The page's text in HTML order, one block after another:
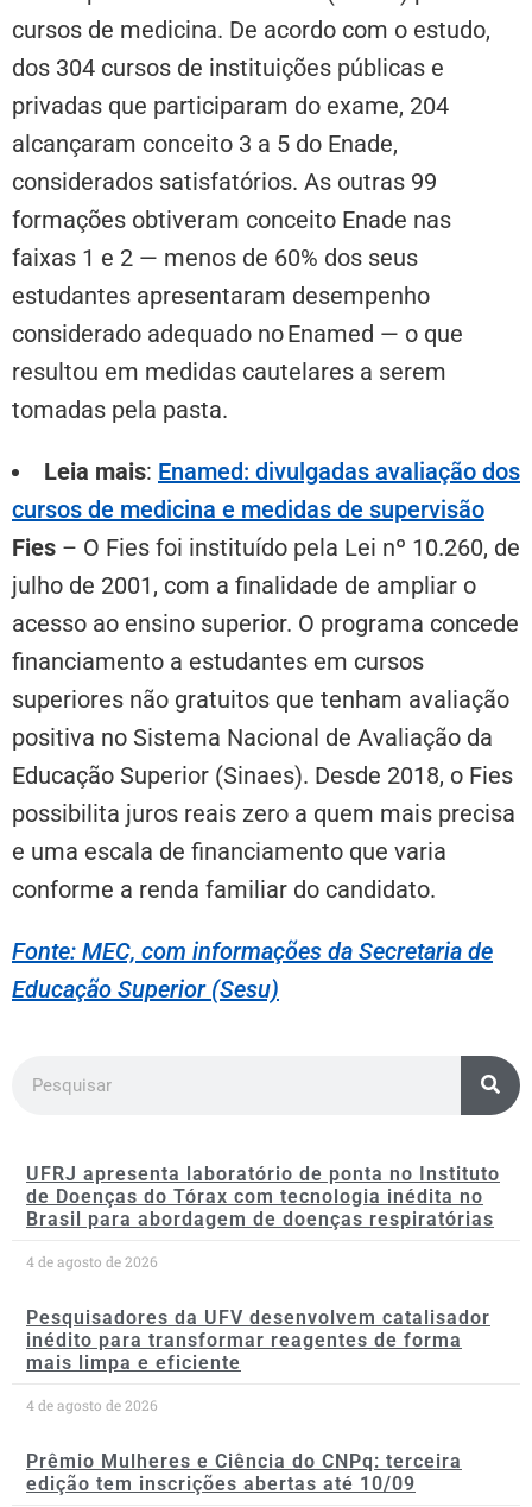
cursos de medicina. De acordo com o estudo,
dos 304 cursos de instituições públicas e
privadas que participaram do exame, 204
alcançaram conceito 3 a 5 do Enade,
considerados satisfatórios. As outras 99
formações obtiveram conceito Enade nas
faixas 1 e 2 — menos de 60% dos seus
estudantes apresentaram desempenho
considerado adequado no Enamed — o que
resultou em medidas cautelares a serem
tomadas pela pasta.
Leia mais: Enamed: divulgadas avaliação dos
cursos de medicina e medidas de supervisão
Fies – O Fies foi instituído pela Lei nº 10.260, de
julho de 2001, com a finalidade de ampliar o
acesso ao ensino superior. O programa concede
financiamento a estudantes em cursos
superiores não gratuitos que tenham avaliação
positiva no Sistema Nacional de Avaliação da
Educação Superior (Sinaes). Desde 2018, o Fies
possibilita juros reais zero a quem mais precisa
e uma escala de financiamento que varia
conforme a renda familiar do candidato.
Fonte: MEC, com informações da Secretaria de
Educação Superior (Sesu)
UFRJ apresenta laboratório de ponta no Instituto
de Doenças do Tórax com tecnologia inédita no
Brasil para abordagem de doenças respiratórias
4 de agosto de 2026
Pesquisadores da UFV desenvolvem catalisador
inédito para transformar reagentes de forma
mais limpa e eficiente
4 de agosto de 2026
Prêmio Mulheres e Ciência do CNPq: terceira
edição tem inscrições abertas até 10/09